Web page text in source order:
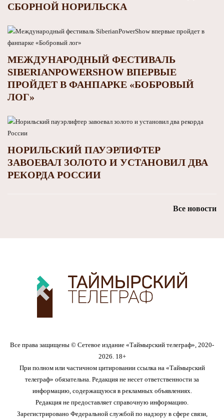
СБОРНОЙ НОРИЛЬСКА
МЕЖДУНАРОДНЫЙ ФЕСТИВАЛЬ
SIBERIANPOWERSHOW ВПЕРВЫЕ
ПРОЙДЕТ В ФАНПАРКЕ «БОБРОВЫЙ
ЛОГ»
НОРИЛЬСКИЙ ПАУЭРЛИФТЕР
ЗАВОЕВАЛ ЗОЛОТО И УСТАНОВИЛ ДВА
РЕКОРДА РОССИИ
Все новости
Все права защищены © Сетевое издание «Таймырский телеграф», 2020-
2026. 18+
При полном или частичном цитировании ссылка на «Таймырский
телеграф» обязательна. Редакция не несет ответственности за
информацию, содержащуюся в рекламных объявлениях.
Редакция не предоставляет справочную информацию.
Зарегистрировано Федеральной службой по надзору в сфере связи,